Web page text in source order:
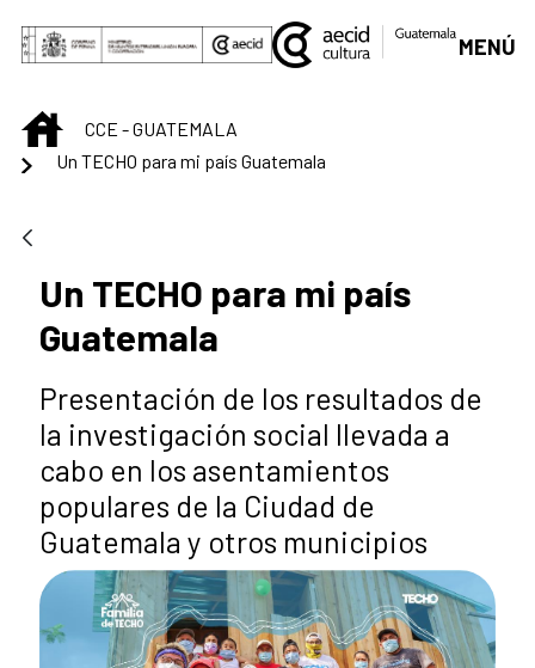
Skip to Main Content
MENÚ
INICIOCCE - GUATEMALA
Un TECHO para mi país Guatemala
Un TECHO para mi país
Guatemala
Presentación de los resultados de
la investigación social llevada a
cabo en los asentamientos
populares de la Ciudad de
Guatemala y otros municipios